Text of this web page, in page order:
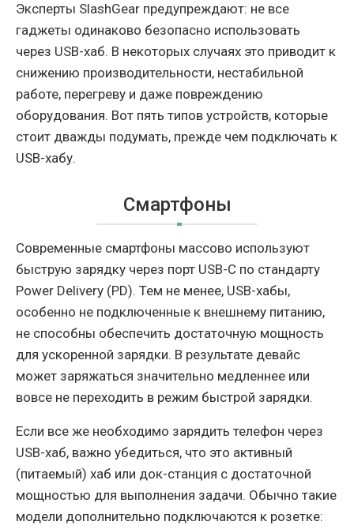
Эксперты SlashGear предупреждают: не все
гаджеты одинаково безопасно использовать
через USB-хаб. В некоторых случаях это приводит к
снижению производительности, нестабильной
работе, перегреву и даже повреждению
оборудования. Вот пять типов устройств, которые
стоит дважды подумать, прежде чем подключать к
USB-хабу.
Смартфоны
Современные смартфоны массово используют
быструю зарядку через порт USB-C по стандарту
Power Delivery (PD). Тем не менее, USB-хабы,
особенно не подключенные к внешнему питанию,
не способны обеспечить достаточную мощность
для ускоренной зарядки. В результате девайс
может заряжаться значительно медленнее или
вовсе не переходить в режим быстрой зарядки.
Если все же необходимо зарядить телефон через
USB-хаб, важно убедиться, что это активный
(питаемый) хаб или док-станция с достаточной
мощностью для выполнения задачи. Обычно такие
модели дополнительно подключаются к розетке: